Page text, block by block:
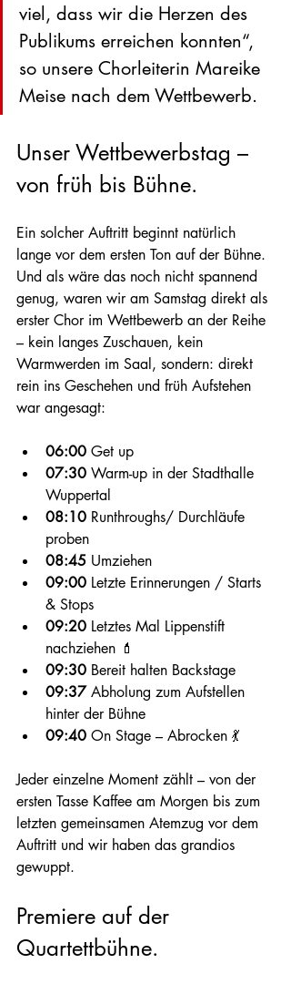
viel, dass wir die Herzen des
Publikums erreichen konnten“,
so unsere Chorleiterin Mareike
Meise nach dem Wettbewerb.
Unser Wettbewerbstag –
von früh bis Bühne.
Ein solcher Auftritt beginnt natürlich
lange vor dem ersten Ton auf der Bühne.
Und als wäre das noch nicht spannend
genug, waren wir am Samstag direkt als
erster Chor im Wettbewerb an der Reihe
– kein langes Zuschauen, kein
Warmwerden im Saal, sondern: direkt
rein ins Geschehen und früh Aufstehen
war angesagt:
06:00 Get up
07:30 Warm-up in der Stadthalle
Wuppertal
08:10 Runthroughs/ Durchläufe
proben
08:45 Umziehen
09:00 Letzte Erinnerungen / Starts
& Stops
09:20 Letztes Mal Lippenstift
nachziehen 💄
09:30 Bereit halten Backstage
09:37 Abholung zum Aufstellen
hinter der Bühne
09:40 On Stage – Abrocken 💃
Jeder einzelne Moment zählt – von der
ersten Tasse Kaffee am Morgen bis zum
letzten gemeinsamen Atemzug vor dem
Auftritt und wir haben das grandios
gewuppt.
Premiere auf der
Quartettbühne.